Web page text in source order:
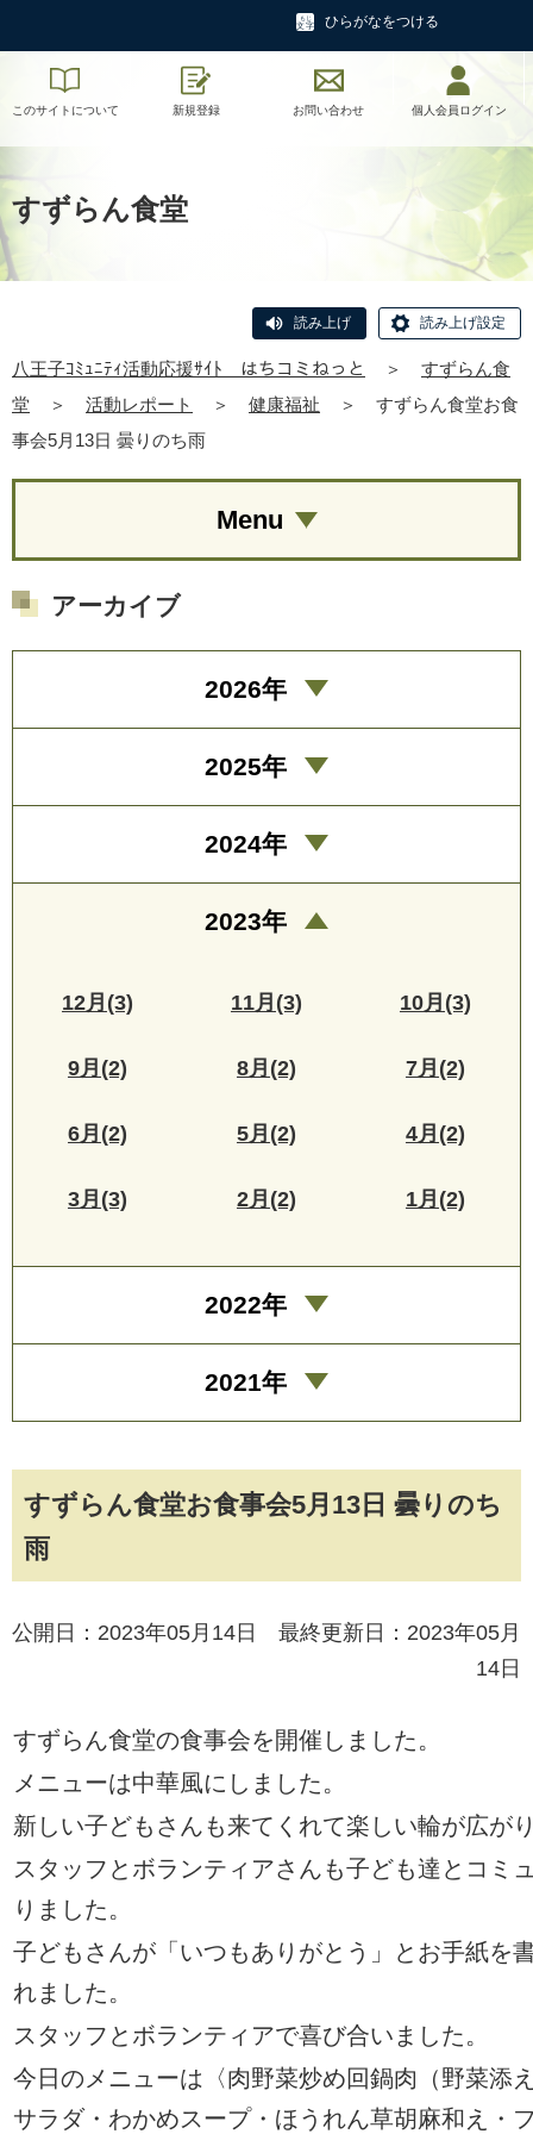
ひらがなをつける
このサイトについて 新規登録 お問い合わせ 個人会員ログイン
すずらん食堂
読み上げ 読み上げ設定
八王子ｺﾐｭﾆﾃｨ活動応援ｻｲﾄ はちコミねっと ＞
すずらん食
堂
＞ 活動レポート ＞ 健康福祉 ＞
すずらん食堂お食
事会5月13日 曇りのち雨
すずらん食堂お食事会5月13日 曇りのち
雨
公開日：2023年05月14日 最終更新日：2023年05月
14日
すずらん食堂の食事会を開催しました。
メニューは中華風にしました。
新しい子どもさんも来てくれて楽しい輪が広が
スタッフとボランティアさんも子ども達とコミ
りました。
子どもさんが「いつもありがとう」とお手紙を
れました。
スタッフとボランティアで喜び合いました。
今日のメニューは〈肉野菜炒め回鍋肉（野菜添
サラダ・わかめスープ・ほうれん草胡麻和え・
Menu
アーカイブ
2026年
2025年
2024年
2023年
12月(3) 11月(3) 10月(3)
9月(2) 8月(2) 7月(2)
6月(2) 5月(2) 4月(2)
3月(3) 2月(2) 1月(2)
2022年
2021年